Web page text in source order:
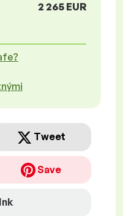
2 265 EUR
Tweet
Save